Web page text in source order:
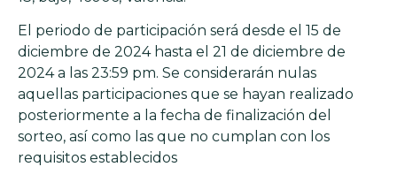
El periodo de participación será desde el 15 de
diciembre de 2024 hasta el 21 de diciembre de
2024 a las 23:59 pm. Se considerarán nulas
aquellas participaciones que se hayan realizado
posteriormente a la fecha de finalización del
sorteo, así como las que no cumplan con los
requisitos establecidos